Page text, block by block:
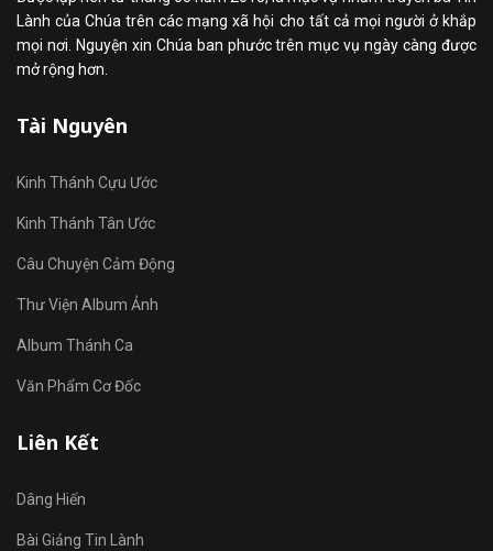
Lành của Chúa trên các mạng xã hội cho tất cả mọi người ở khắp
mọi nơi. Nguyện xin Chúa ban phước trên mục vụ ngày càng được
mở rộng hơn.
Tài Nguyên
Kinh Thánh Cựu Ước
Kinh Thánh Tân Ước
Câu Chuyện Cảm Động
Thư Viện Album Ảnh
Album Thánh Ca
Văn Phẩm Cơ Đốc
Liên Kết
Dâng Hiến
Bài Giảng Tin Lành